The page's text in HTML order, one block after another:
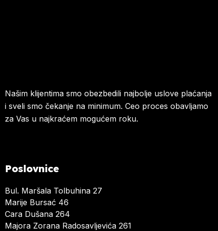
Našim klijentima smo obezbedili najbolje uslove plaćanja
i sveli smo čekanje na minimum. Ceo proces obavljamo
za Vas u najkraćem mogućem roku.
Poslovnice
Bul. Maršala Tolbuhina 27
Marije Bursać 46
Cara Dušana 264
Majora Zorana Radosavljevića 261